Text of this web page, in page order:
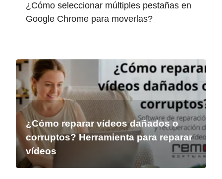
¿Cómo seleccionar múltiples pestañas en
Google Chrome para moverlas?
¿Cómo reparar vídeos dañados o
corruptos? Herramienta para reparar
vídeos